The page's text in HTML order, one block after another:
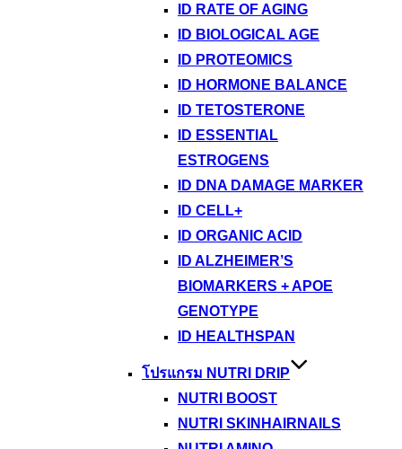
ID RATE OF AGING
ID BIOLOGICAL AGE
ID PROTEOMICS
ID HORMONE BALANCE
ID TETOSTERONE
ID ESSENTIAL
ESTROGENS
ID DNA DAMAGE MARKER
ID CELL+
ID ORGANIC ACID
ID ALZHEIMER’S
BIOMARKERS + APOE
GENOTYPE
ID HEALTHSPAN
โปรแกรม NUTRI DRIP
NUTRI BOOST
NUTRI SKINHAIRNAILS